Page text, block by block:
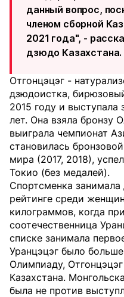
данный вопрос,
членом сборной
2021 года", -
дзюдо Казахстана.
Отгонцэцэг -
дзюдоистка,
2015 году и выступала
лет. Она взяла бронзу
выиграла чемпионат
становилась
мира (2017, 2018),
Токио (без медалей).
Спортсменка
рейтинге среди
килограммов, когда
соотечественница
списке занимала
Уранцэцэг было
Олимпиаду,
Казахстана.
была не против